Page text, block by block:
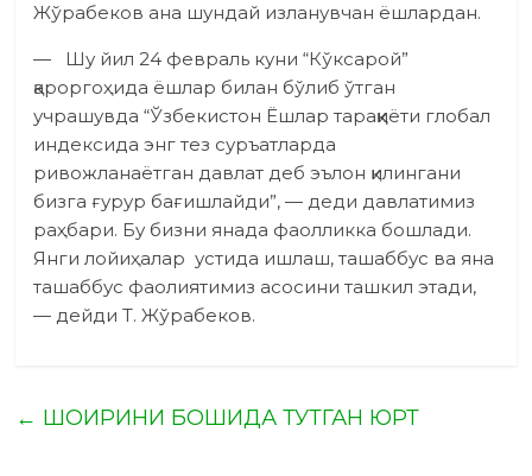
Жўрабеков ана шундай изланувчан ёшлардан.
— Шу йил 24 февраль куни “Кўксарой”
қароргоҳида ёшлар билан бўлиб ўтган
учрашувда “Ўзбекистон Ёшлар тараққиёти глобал
индексида энг тез суръатларда
ривожланаётган давлат деб эълон қилингани
бизга ғурур бағишлайди”, — деди давлатимиз
раҳбари. Бу бизни янада фаолликка бошлади.
Янги лойиҳалар устида ишлаш, ташаббус ва яна
ташаббус фаолиятимиз асосини ташкил этади,
— дейди Т. Жўрабеков.
← ШОИРИНИ БОШИДА ТУТГАН ЮРТ